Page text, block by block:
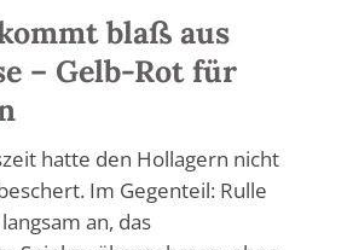
blaß aus
– Gelb-Rot für
hatte den Hollagern nicht
Im Gegenteil: Rulle
an, das